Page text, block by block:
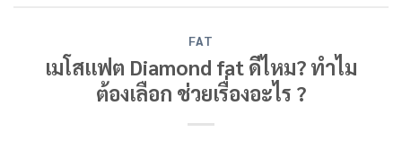
FAT
เมโสแฟต Diamond fat ดีไหม? ทำไม
ต้องเลือก ช่วยเรื่องอะไร ?